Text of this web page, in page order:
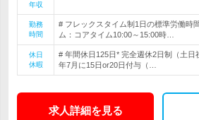
年収
勤務
時間
# フレックスタイム制1日の標準労働時
ム：コアタイム10:00～15:00時…
休日
休暇
# 年間休日125日* 完全週休2日制（土
年7月に15日or20日付与（…
求人詳細を見る